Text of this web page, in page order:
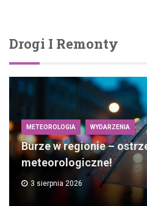
Drogi I Remonty
METEOROLOGIA WYDARZENIA
Burze w regionie –
meteorologiczne!
3 sierpnia 2026